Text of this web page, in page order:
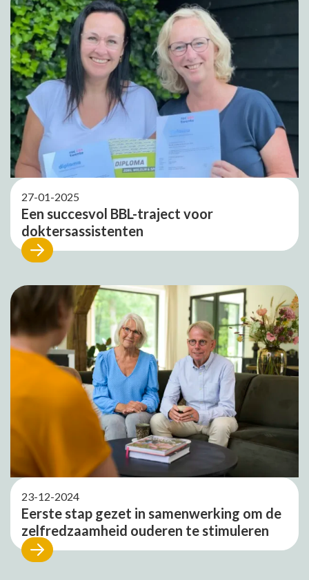
Een succesvol BBL-traject voor
doktersassistenten
27-01-2025
Eerste stap gezet in samenwerking om de
zelfredzaamheid ouderen te stimuleren
23-12-2024